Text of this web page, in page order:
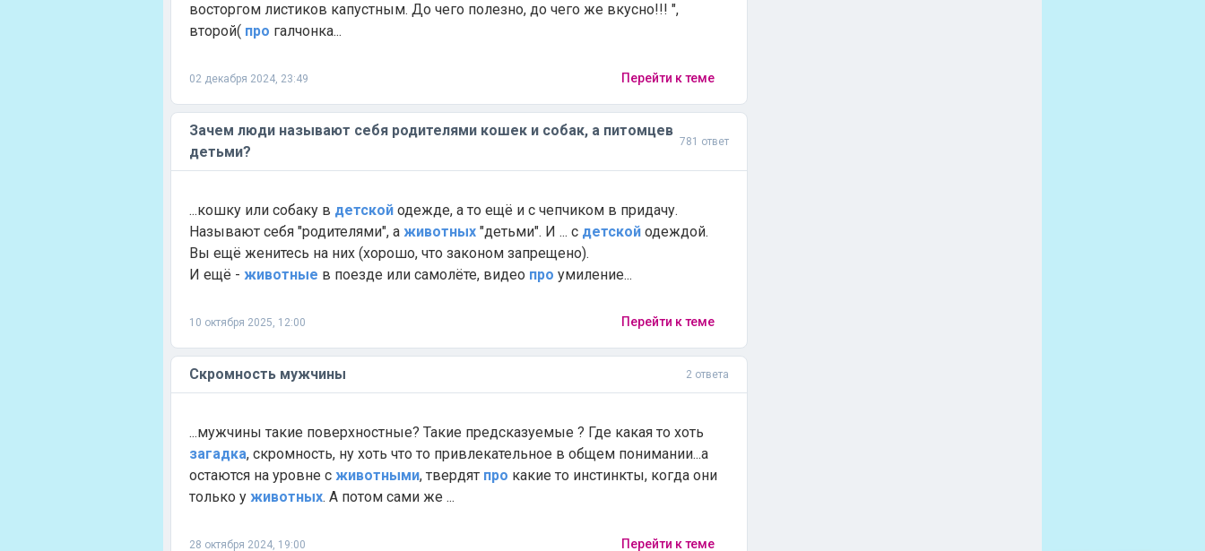
восторгом листиков капустным. До чего полезно, до чего же вкусно!!! ",
второй( про галчонка...
02 декабря 2024, 23:49 Перейти к теме
Зачем люди называют себя родителями кошек и собак, а питомцев
детьми?
781 ответ
...кошку или собаку в детской одежде, а то ещё и с чепчиком в придачу.
Называют себя "родителями", а животных "детьми". И ... с детской одеждой.
Вы ещё женитесь на них (хорошо, что законом запрещено).
И ещё - животные в поезде или самолёте, видео про умиление...
10 октября 2025, 12:00 Перейти к теме
Скромность мужчины 2 ответа
...мужчины такие поверхностные? Такие предсказуемые ? Где какая то хоть
загадка, скромность, ну хоть что то привлекательное в общем понимании...а
остаются на уровне с животными, твердят про какие то инстинкты, когда они
только у животных. А потом сами же ...
28 октября 2024, 19:00 Перейти к теме